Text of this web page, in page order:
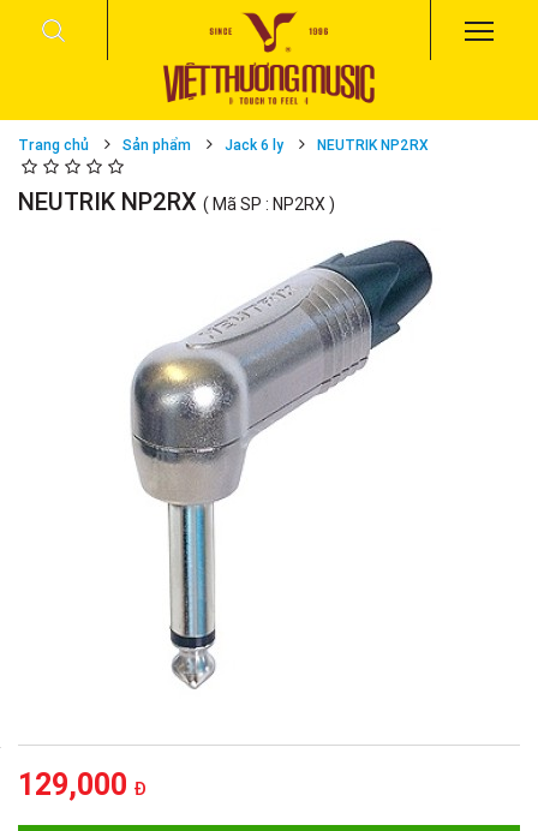
Trang chủ Sản phẩm Jack 6 ly NEUTRIK NP2RX
NEUTRIK NP2RX ( Mã SP : NP2RX )
129,000 Đ